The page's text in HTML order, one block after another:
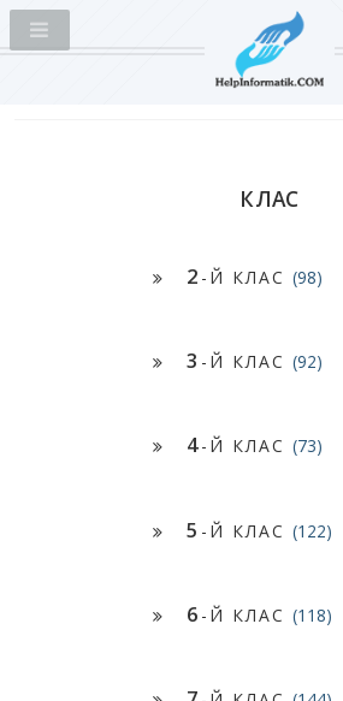
КЛАС
2 -Й КЛАС (98)
3 -Й КЛАС (92)
4-Й КЛАС (73)
5 -Й КЛАС (122)
6 -Й КЛАС (118)